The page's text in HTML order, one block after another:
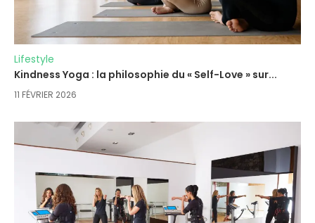
Lifestyle
Kindness Yoga : la philosophie du « Self-Love » sur...
11 FÉVRIER 2026